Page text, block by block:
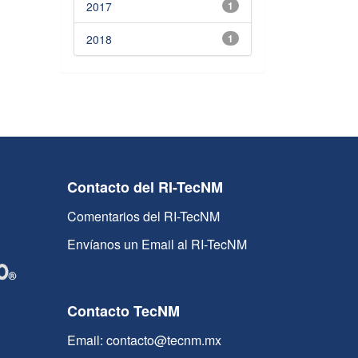
1
2017
1
2018
Contacto del RI-TecNM
Comentarios del RI-TecNM
Envíanos un Email al RI-TecNM
Contacto TecNM
Email: contacto@tecnm.mx